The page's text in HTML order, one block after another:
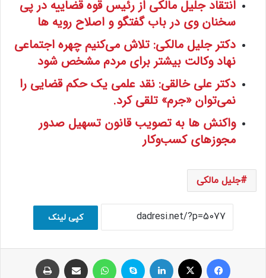
انتقاد جلیل مالکی از رئیس قوه قضاییه در پی
سخنان وی در باب گفتگو و اصلاح رویه ها
دکتر جلیل مالکی: تلاش می‌کنیم چهره اجتماعی
نهاد وکالت بیشتر برای مردم مشخص شود
دکتر علی خالقی: نقد علمی یک حکم قضایی را
نمی‌توان «جرم» تلقی کرد.
واکنش‌ ها به تصویب قانون تسهیل صدور
مجوزهای کسب‌وکار
جلیل مالکی
کپی لینک
فیسبوک ایکس لینکداین اسکایپ واتس آپ اشتراک با ایمیل